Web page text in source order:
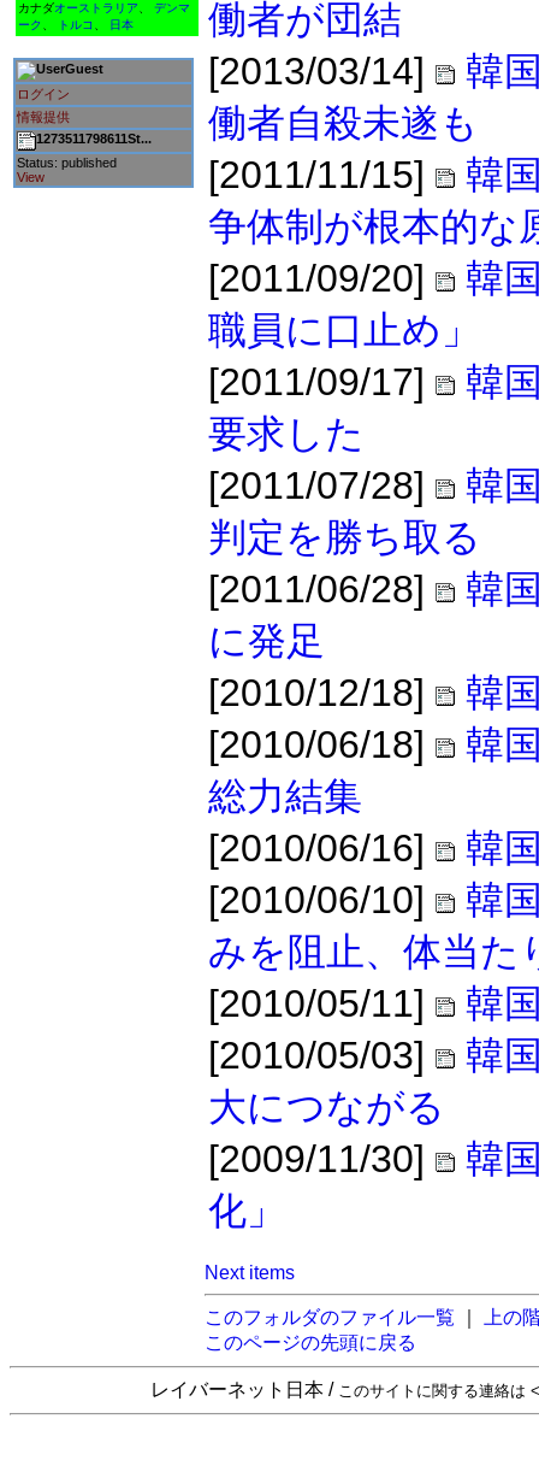
カナダオーストラリア
デンマ
ーク
トルコ 日本
Guest
ログイン
情報提供
1273511798611St...
Status: published
View
働者が団結
[2013/03/14]
韓
働者自殺未遂も
[2011/11/15]
韓
争体制が根本的な
[2011/09/20]
韓
職員に口止め」
[2011/09/17]
韓
要求した
[2011/07/28]
韓
判定を勝ち取る
[2011/06/28]
韓
に発足
[2010/12/18]
韓
[2010/06/18]
韓
総力結集
[2010/06/16]
韓
[2010/06/10]
韓
みを阻止、体当た
[2010/05/11]
韓
[2010/05/03]
韓
大につながる
[2009/11/30]
韓
化」
Next items
このフォルダのファイル一覧
上の
このページの先頭に戻る
レイバーネット日本 / このサイトに関する連絡は